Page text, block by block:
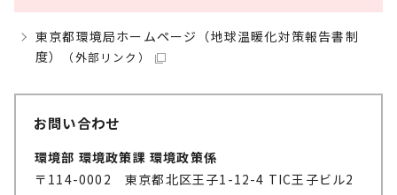
東京都環境局ホームページ（地球温暖化対策報告書制
度）
（外部リンク）
お問い合わせ
環境部 環境政策課 環境政策係
〒114-0002 東京都北区王子1-12-4 TIC王子ビル2